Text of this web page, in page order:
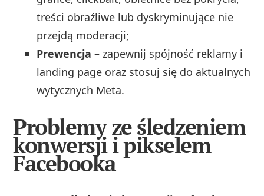
treści obraźliwe lub dyskryminujące nie
przejdą moderacji;
Prewencja – zapewnij spójność reklamy i
landing page oraz stosuj się do aktualnych
wytycznych Meta.
Problemy ze śledzeniem
konwersji i pikselem
Facebooka